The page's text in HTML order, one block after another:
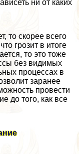
ни от каких
то скорее всего
грозит в итоге
то это тоже
без видимых
процессах в
заранее
провести
до того, как все